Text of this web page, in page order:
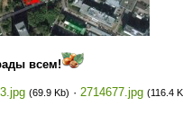
всем!
(69.9 Kb) · 2714677.jpg (116.4